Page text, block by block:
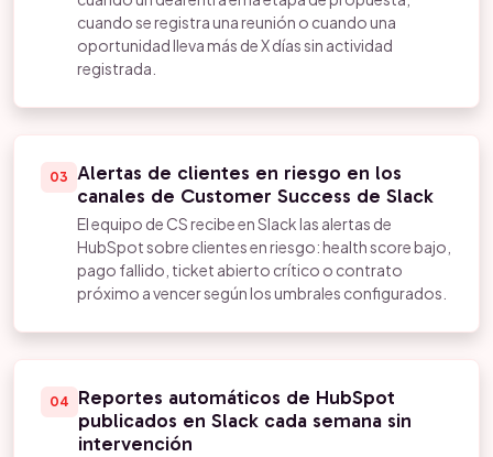
cuando se registra una reunión o cuando una
oportunidad lleva más de X días sin actividad
registrada.
03 Alertas de clientes en riesgo en los
canales de Customer Success de Slack
El equipo de CS recibe en Slack las alertas de
HubSpot sobre clientes en riesgo: health score bajo,
pago fallido, ticket abierto crítico o contrato
próximo a vencer según los umbrales configurados.
04
Reportes automáticos de HubSpot
publicados en Slack cada semana sin
intervención